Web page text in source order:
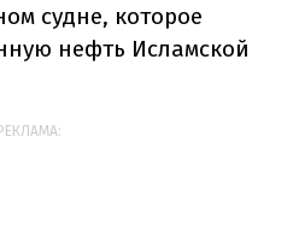
судне, которое
нефть Исламской